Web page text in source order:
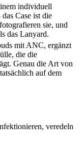
individuell
Case ist die
sie, und
das Lanyard.
mit ANC, ergänzt
die die
Genau die Art von
auf dem
veredeln